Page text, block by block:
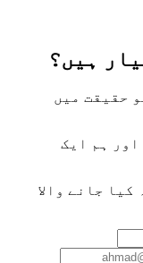
ہیں؟
حقیقت میں
اور ہم ایک
جانے والا